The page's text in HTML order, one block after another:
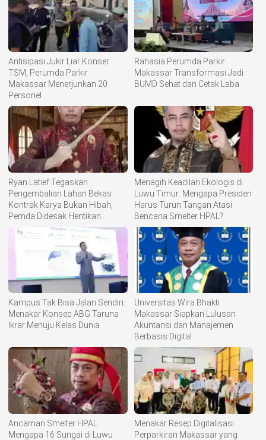
Antisipasi Jukir Liar Konser
TSM, Perumda Parkir
Makassar Menerjunkan 20
Personel
Rahasia Perumda Parkir
Makassar Transformasi Jadi
BUMD Sehat dan Cetak Laba
Ryan Latief Tegaskan
Pengembalian Lahan Bekas
Kontrak Karya Bukan Hibah,
Pemda Didesak Hentikan
Komoditisasi Tanah Ulayat
Menagih Keadilan Ekologis di
Luwu Timur: Mengapa Presiden
Harus Turun Tangan Atasi
Bencana Smelter HPAL?
Kampus Tak Bisa Jalan Sendiri:
Menakar Konsep ABG Taruna
Ikrar Menuju Kelas Dunia
Universitas Wira Bhakti
Makassar Siapkan Lulusan
Akuntansi dan Manajemen
Berbasis Digital
Ancaman Smelter HPAL:
Mengapa 16 Sungai di Luwu
Menakar Resep Digitalisasi
Perparkiran Makassar yang